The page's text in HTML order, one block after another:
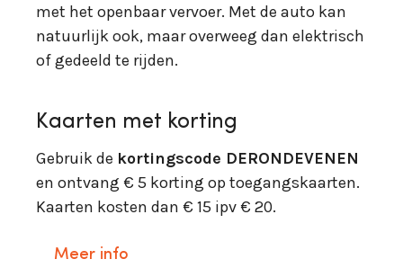
met het openbaar vervoer. Met de auto kan
natuurlijk ook, maar overweeg dan elektrisch
of gedeeld te rijden.
Kaarten met korting
Gebruik de kortingscode DERONDEVENEN
en ontvang € 5 korting op toegangskaarten.
Kaarten kosten dan € 15 ipv € 20.
Meer info